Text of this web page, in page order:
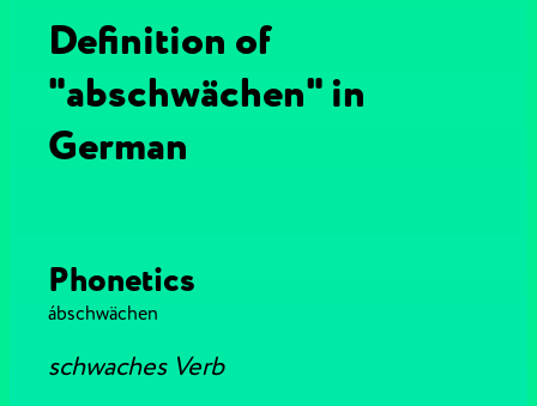
Definition of
"abschwächen" in
German
Phonetics
ábschwächen
schwaches Verb